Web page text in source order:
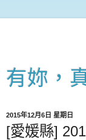
有妳，
2015年12月6日 星期日
[愛媛縣]